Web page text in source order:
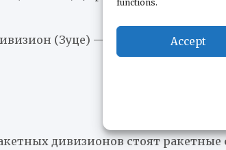
functions.
Accept
(Зуце) — /прим. данная
дивизионов стоят ракетные